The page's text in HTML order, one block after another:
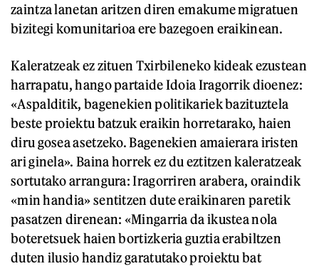
zaintza lanetan aritzen diren emakume migratuen
bizitegi komunitarioa ere bazegoen eraikinean.
Kaleratzeak ez zituen Txirbileneko kideak ezustean
harrapatu, hango partaide Idoia Iragorrik dioenez:
«Aspalditik, bagenekien politikariek bazituztela
beste proiektu batzuk eraikin horretarako, haien
diru gosea asetzeko. Bagenekien amaierara iristen
ari ginela». Baina horrek ez du eztitzen kaleratzeak
sortutako arrangura: Iragorriren arabera, oraindik
«min handia» sentitzen dute eraikinaren paretik
pasatzen direnean: «Mingarria da ikustea nola
boteretsuek haien bortizkeria guztia erabiltzen
duten ilusio handiz garatutako proiektu bat